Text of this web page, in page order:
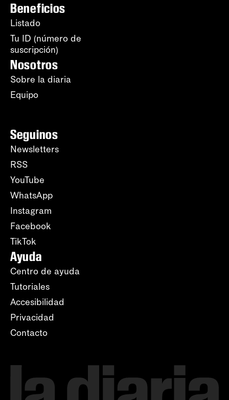
Beneficios
Listado
Tu ID (número de
suscripción)
Nosotros
Sobre la diaria
Equipo
Seguinos
Newsletters
RSS
YouTube
WhatsApp
Instagram
Facebook
TikTok
Ayuda
Centro de ayuda
Tutoriales
Accesibilidad
Privacidad
Contacto